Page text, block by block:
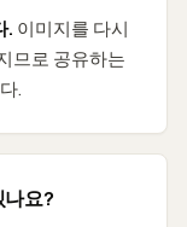
. 이미지를 다시
므로 공유하는
.
나요?